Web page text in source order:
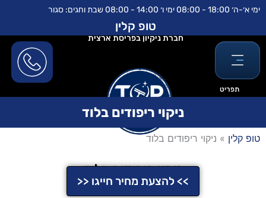
לתוכן
דילוג
ימי א׳-ה׳ 18:00 - 08:00 ימי ו׳ 14:00 - 08:00 שבת וחגים: סגור
תפריט
טופ קלין
חברת ניקיון בפריסת ארצית
ניקוי ריפודים בלוד
טופ קלין » ניקוי ריפודים בלוד
ניקוי ריפודים בלוד
>> להצעת מחיר חייגו <<